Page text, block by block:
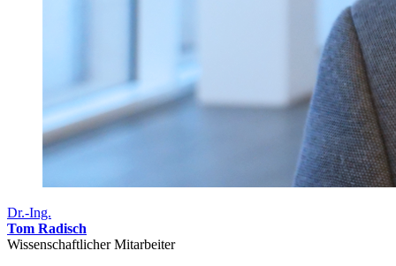
Dr.-Ing.
Tom Radisch
Wissenschaftlicher Mitarbeiter